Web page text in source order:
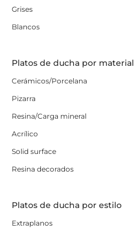
Grises
Blancos
Platos de ducha por material
Cerámicos/Porcelana
Pizarra
Resina/Carga mineral
Acrílico
Solid surface
Resina decorados
Platos de ducha por estilo
Extraplanos